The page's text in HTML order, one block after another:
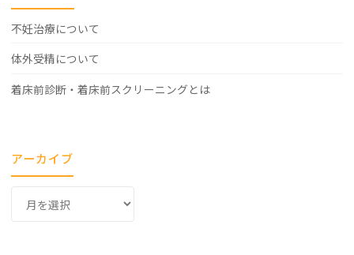
不妊治療について
体外受精について
着床前診断・着床前スクリーニングとは
アーカイブ